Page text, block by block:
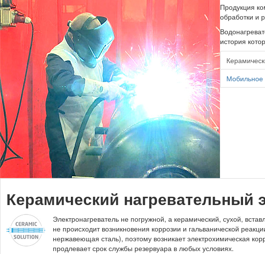
Продукция
обработки и
история
Керамический нагревательный
Электронагреватель не погружной, а керамический, сухой,
не происходит возникновения коррозии и гальванической
нержавеющая сталь), поэтому возникает электрохимическая
продлевает срок службы резервуара в любых условиях.